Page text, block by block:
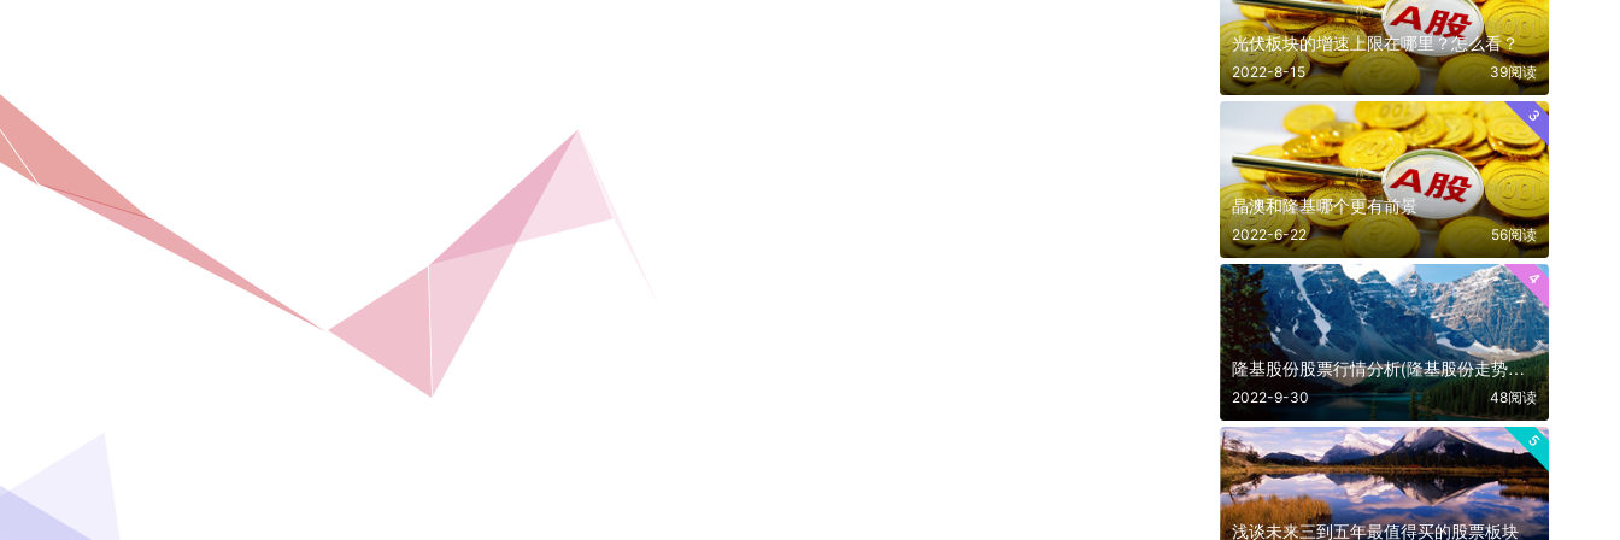
光伏板块的增速上限在哪里？怎么看？
2022-8-15 39阅读
3
晶澳和隆基哪个更有前景
2022-6-22 56阅读
4
隆基股份股票行情分析(隆基股份走势分析）
2022-9-30 48阅读
5
浅谈未来三到五年最值得买的股票板块